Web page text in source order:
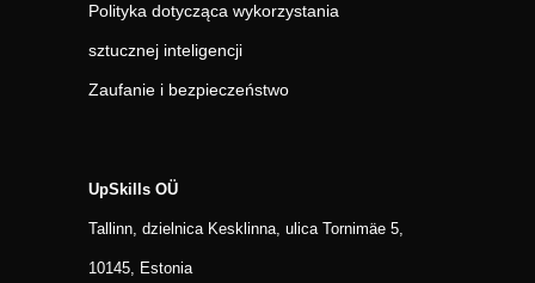
Polityka dotycząca wykorzystania
sztucznej inteligencji
Zaufanie i bezpieczeństwo
UpSkills OÜ
Tallinn, dzielnica Kesklinna, ulica Tornimäe 5,
10145, Estonia